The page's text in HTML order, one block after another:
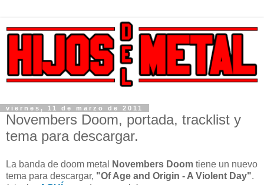
viernes, 11 de marzo de 2011
Novembers Doom, portada, tracklist y
tema para descargar.
La banda de doom metal Novembers Doom tiene un nuevo
tema para descargar, "Of Age and Origin - A Violent Day".